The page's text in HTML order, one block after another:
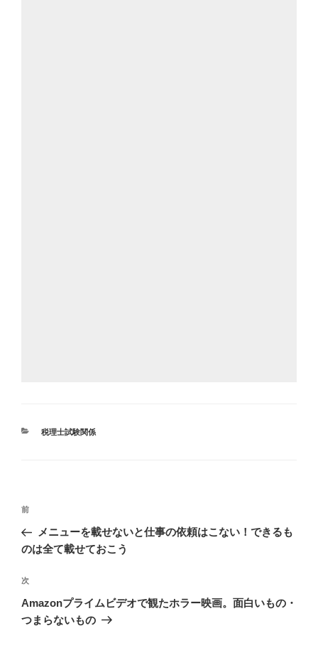
カ
税理士試験関係
投
ナ
ゲ
ー
シ
前
の
投
前
メニューを載せないと仕事の依頼はこない！できるも
のは全て載せておこう
次
の
投
次
Amazonプライムビデオで観たホラー映画。面白いもの・
つまらないもの